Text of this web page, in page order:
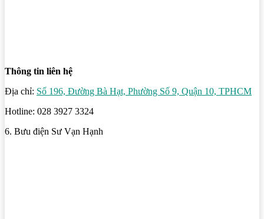
Thông tin liên hệ
Địa chỉ: Số 196, Đường Bà Hạt, Phường Số 9, Quận 10, TPHCM
Hotline: 028 3927 3324
6. Bưu điện Sư Vạn Hạnh